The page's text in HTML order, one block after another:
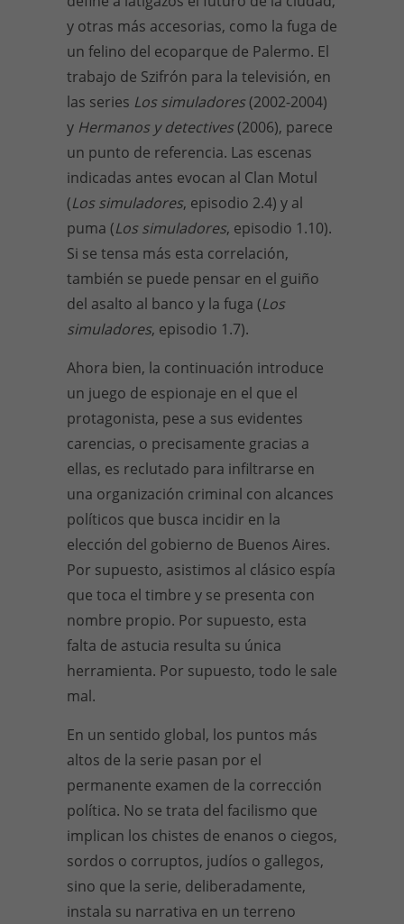
y otras más accesorias, como la fuga de
un felino del ecoparque de Palermo. El
trabajo de Szifrón para la televisión, en
las series Los simuladores(2002-2004)
y Hermanos y detectives(2006), parece
un punto de referencia. Las escenas
indicadas antes evocan al Clan Motul
(Los simuladores, episodio 2.4) y al
puma (Los simuladores, episodio 1.10).
Si se tensa más esta correlación,
también se puede pensar en el guiño
del asalto al banco y la fuga (Los
simuladores, episodio 1.7).
Ahora bien, la continuación introduce
un juego de espionaje en el que el
protagonista, pese a sus evidentes
carencias, o precisamente gracias a
ellas, es reclutado para infiltrarse en
una organización criminal con alcances
políticos que busca incidir en la
elección del gobierno de Buenos Aires.
Por supuesto, asistimos al clásico espía
que toca el timbre y se presenta con
nombre propio. Por supuesto, esta
falta de astucia resulta su única
herramienta. Por supuesto, todo le sale
mal.
En un sentido global, los puntos más
altos de la serie pasan por el
permanente examen de la corrección
política. No se trata del facilismo que
implican los chistes de enanos o ciegos,
sordos o corruptos, judíos o gallegos,
sino que la serie, deliberadamente,
instala su narrativa en un terreno